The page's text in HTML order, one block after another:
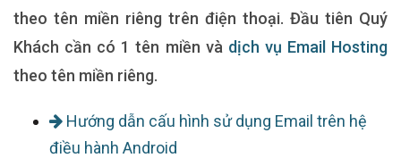
theo tên miền riêng trên điện thoại. Đầu tiên Quý
Khách cần có 1 tên miền và dịch vụ Email Hosting
theo tên miền riêng.​
Hướng dẫn cấu hình sử dụng Email trên hệ
điều hành Android